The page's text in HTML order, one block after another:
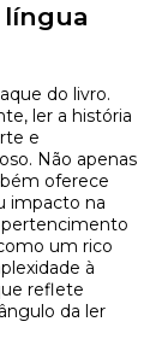
língua
do livro.
ler a história
e
Não apenas
oferece
impacto na
pertencimento
um rico
à
reflete
da ler